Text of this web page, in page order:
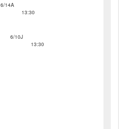
6/14A
13:30
6/10J
13:30